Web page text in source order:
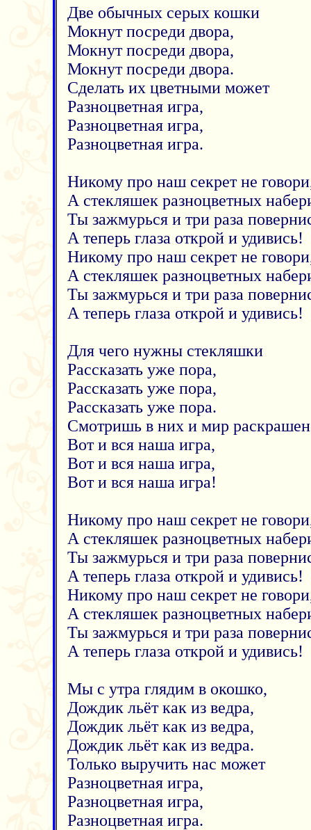
Две обычных серых кошки
Мокнут посреди двора,
Мокнут посреди двора,
Мокнут посреди двора.
Сделать их цветными может
Разноцветная игра,
Разноцветная игра,
Разноцветная игра.
Никому про наш секрет не
А стекляшек разноцветных
Ты зажмурься и три раза
А теперь глаза открой и удивись!
Никому про наш секрет не
А стекляшек разноцветных
Ты зажмурься и три раза
А теперь глаза открой и удивись!
Для чего нужны стекляшки
Рассказать уже пора,
Рассказать уже пора,
Рассказать уже пора.
Смотришь в них и мир раскрашен
Вот и вся наша игра,
Вот и вся наша игра,
Вот и вся наша игра!
Никому про наш секрет не
А стекляшек разноцветных
Ты зажмурься и три раза
А теперь глаза открой и удивись!
Никому про наш секрет не
А стекляшек разноцветных
Ты зажмурься и три раза
А теперь глаза открой и удивись!
Мы с утра глядим в окошко,
Дождик льёт как из ведра,
Дождик льёт как из ведра,
Дождик льёт как из ведра.
Только выручить нас может
Разноцветная игра,
Разноцветная игра,
Разноцветная игра.